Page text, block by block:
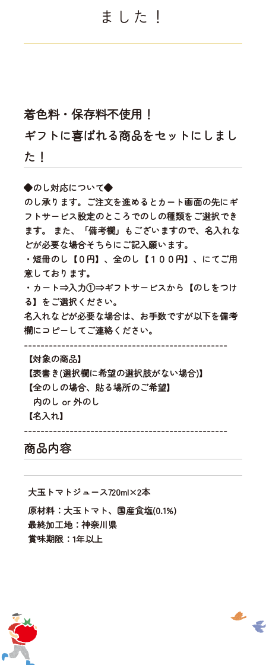
ました！
着色料・保存料不使用！
ギフトに喜ばれる商品をセットにしまし
た！
◆のし対応について◆
のし承ります。ご注文を進めるとカート画面の先にギ
フトサービス設定のところでのしの種類をご選択でき
ます。 また、「備考欄」もございますので、名入れな
どが必要な場合そちらにご記入願います。
・短冊のし【０円】、全のし【１００円】、にてご用
意しております。
・カート⇒入力①⇒ギフトサービスから【のしをつけ
る】をご選択ください。
名入れなどが必要な場合は、お手数ですが以下を備考
欄にコピーしてご連絡ください。
-------------------------------------------------
【対象の商品】
【表書き(選択欄に希望の選択肢がない場合)】
【全のしの場合、貼る場所のご希望】
内のし or 外のし
【名入れ】
-------------------------------------------------
商品内容
大玉トマトジュース720ml×2本
原材料：大玉トマト、国産食塩(0.1%)
最終加工地：神奈川県
賞味期限：1年以上